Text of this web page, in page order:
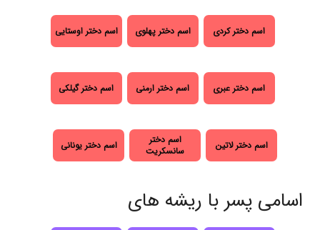
اسم دختر کردی اسم دختر پهلوی اسم دختر اوستایی
اسم دختر عبری اسم دختر ارمنی اسم دختر گیلکی
اسم دختر لاتین
اسم دختر
سانسکریت
اسم دختر یونانی
اسامی پسر با ریشه های